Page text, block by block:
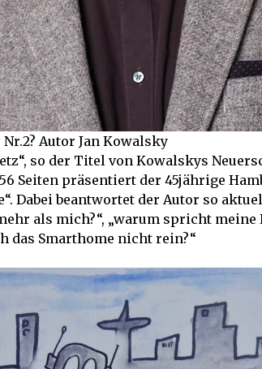
Autor Jan Kowalsky
so der Titel von Kowalskys
Seiten präsentiert der 45jährige
Dabei beantwortet der Autor so
als mich?“, „warum spricht meine
das Smarthome nicht rein?“